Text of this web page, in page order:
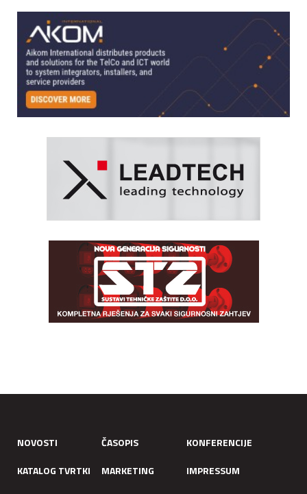
NOVOSTI ČASOPIS
KONFERENCIJE
KATALOG TVRTKI
MARKETING IMPRESSUM